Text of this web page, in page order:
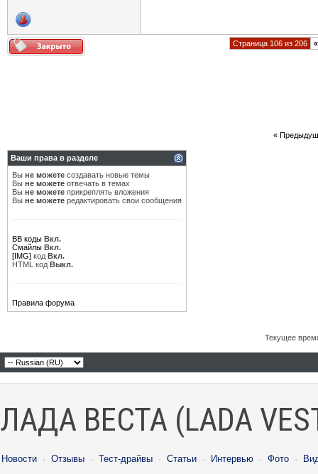
Страница 106 из 206 «
«
Ваши права в разделе
Вы не можете создавать новые темы
Вы не можете отвечать в темах
Вы не можете прикреплять вложения
Вы не можете редактировать свои сообщения
BB коды Вкл.
Смайлы Вкл.
[IMG] код Вкл.
HTML код Выкл.
Правила форума
Текущее
ЛАДА ВЕСТА (LADA
Новости · Отзывы · Тест-драйвы · Статьи · Интервью · Фото ·